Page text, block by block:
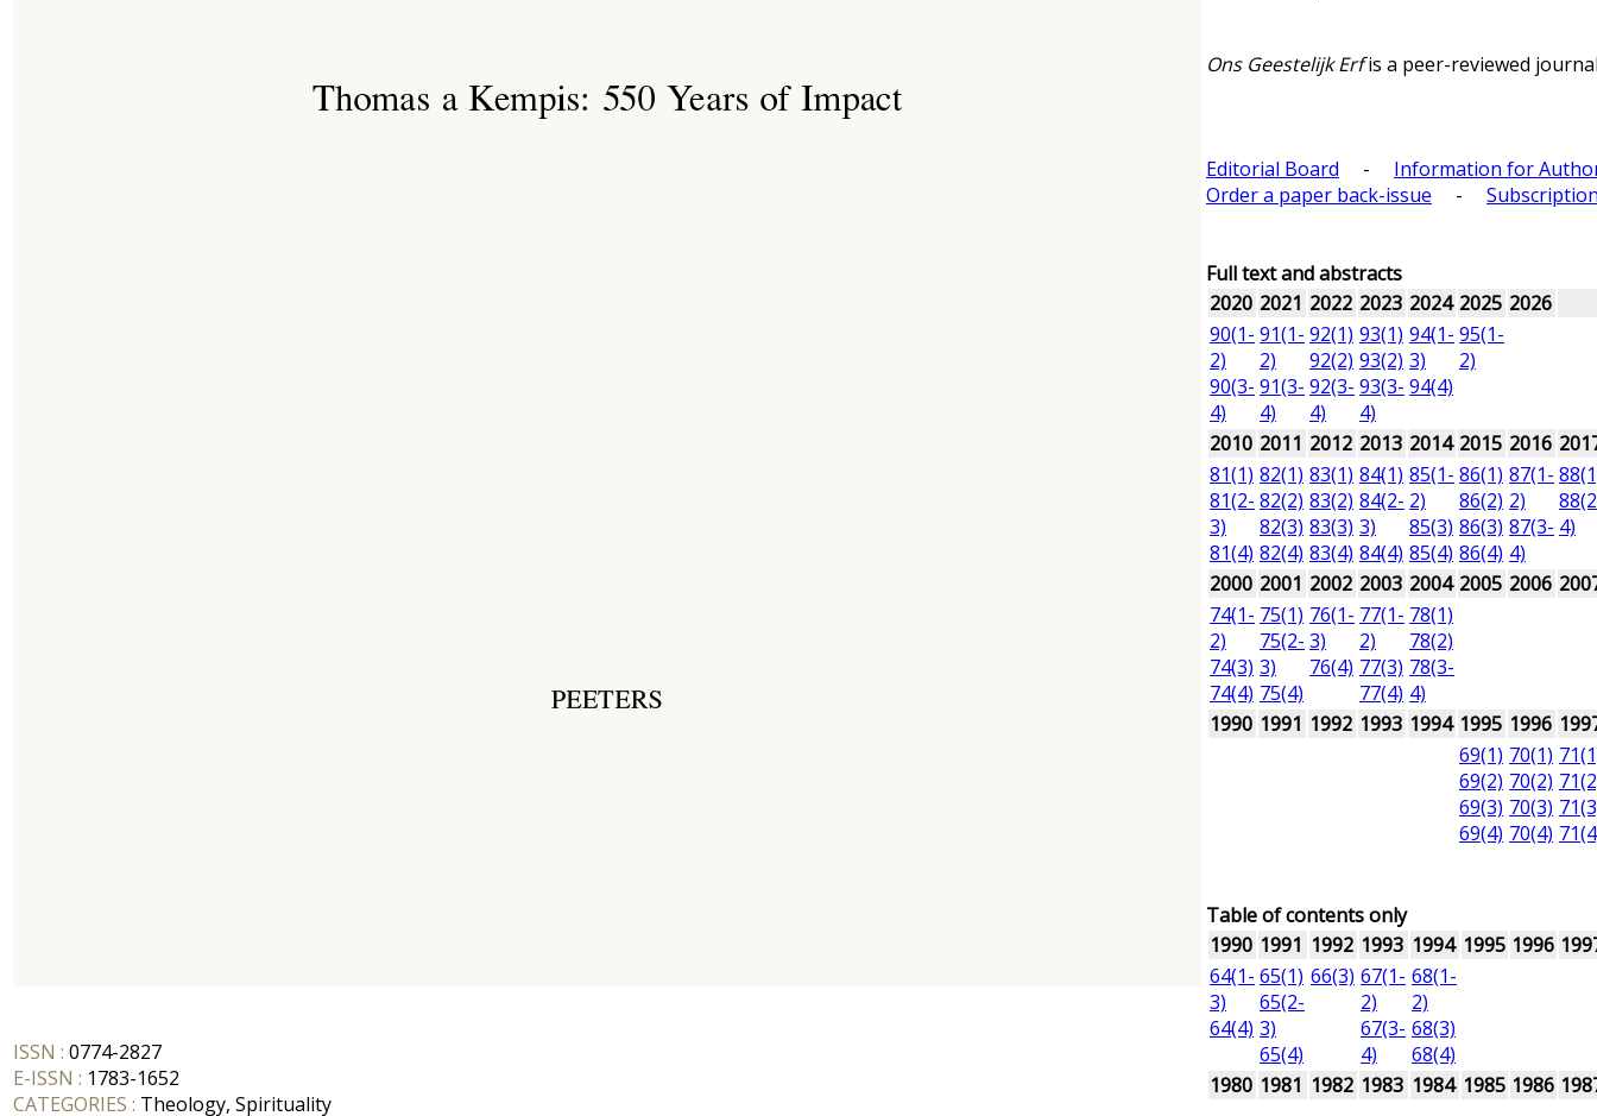
ISSN : 0774-2827
E-ISSN : 1783-1652
CATEGORIES : Theology, Spirituality
Ons Geestelijk Erfis a peer-reviewed
Editorial Board - Information for
Order a paper back-issue -
Full text and abstracts
2020 2021 2022 2023 2024 2025 2026
90(1-
2)
90(3-
4)
91(1-
2)
91(3-
4)
92(1)
92(2)
92(3-
4)
93(1)
93(2)
93(3-
4)
94(1-
3)
94(4)
95(1-
2)
2010 2011 2012 2013 2014 2015 2016
81(1)
81(2-
3)
81(4)
82(1)
82(2)
82(3)
82(4)
83(1)
83(2)
83(3)
83(4)
84(1)
84(2-
3)
84(4)
85(1-
2)
85(3)
85(4)
86(1)
86(2)
86(3)
86(4)
87(1-
2)
87(3-
4)
4)
2000 2001 2002 2003 2004 2005 2006
74(1-
2)
74(3)
74(4)
75(1)
75(2-
3)
75(4)
76(1-
3)
76(4)
77(1-
2)
77(3)
77(4)
78(1)
78(2)
78(3-
4)
1990 1991 1992 1993 1994 1995 1996
69(1)
69(2)
69(3)
69(4)
70(1)
70(2)
70(3)
70(4)
Table of contents only
1990 1991 1992 1993 1994 1995 1996
64(1-
3)
64(4)
65(1)
65(2-
3)
65(4)
66(3) 67(1-
2)
67(3-
4)
68(1-
2)
68(3)
68(4)
1980 1981 1982 1983 1984 1985 1986